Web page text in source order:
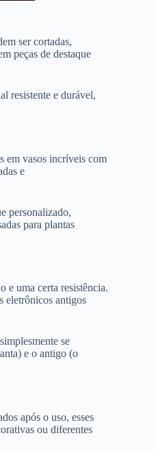
ser cortadas,
peças de destaque
resistente e durável,
em vasos incríveis com
e
personalizado,
para plantas
e uma certa resistência.
eletrônicos antigos
se
e o antigo (o
após o uso, esses
ou diferentes